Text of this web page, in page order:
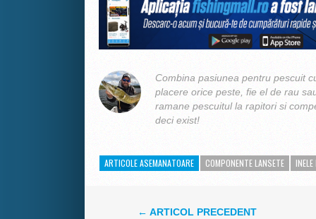
Combina pasiunea pentru pescuit
placere orice peste, fie el de rau
ramane pescuitul la rapitori si
deci exist!
ARTICOLE ASEMANATOARE COMPONENTE LANSETE
← ARTICOL PRECEDENT